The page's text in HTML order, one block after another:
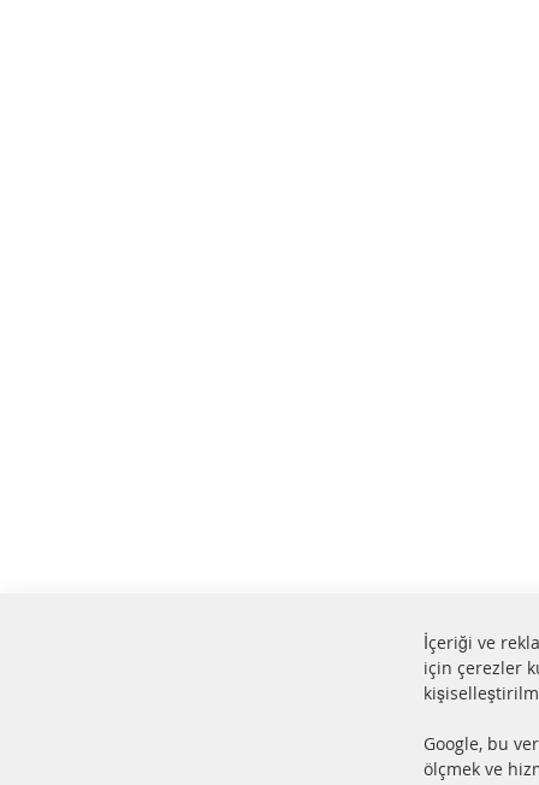
24
İçeriği ve
için çerezler
Google, bu
ölçmek ve